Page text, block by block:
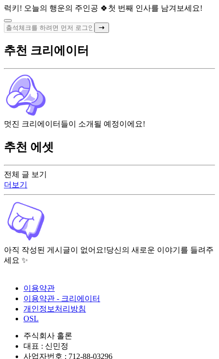
럭키! 오늘의 행운의 주인공 🍀 첫 번째 인사를 남겨보세요!
전체 글 보기
더보기
아직 작성된 게시글이 없어요!당신의 새로운 이야기를 들려주
세요 ✨
추천 크리에이터
멋진 크리에이터들이 소개될 예정이에요!
추천 에셋
이용약관
이용약관 - 크리에이터
개인정보처리방침
OSL
주식회사 홀론
대표 : 신민정
사업자번호 : 712-88-03296